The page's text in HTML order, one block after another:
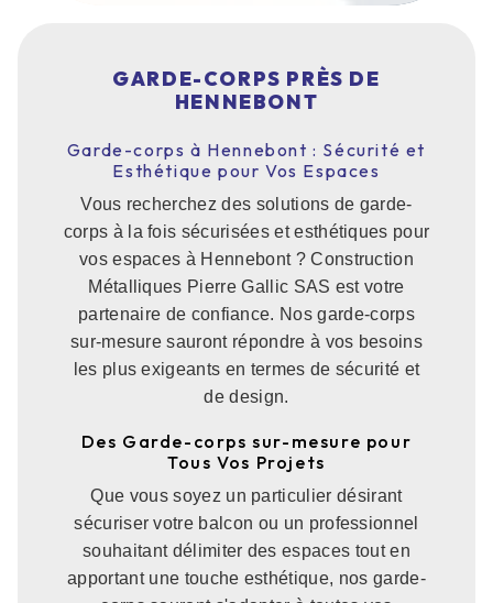
GARDE-CORPS PRÈS DE
HENNEBONT
Garde-corps à Hennebont : Sécurité et
Esthétique pour Vos Espaces
Vous recherchez des solutions de garde-
corps à la fois sécurisées et esthétiques pour
vos espaces à Hennebont ? Construction
Métalliques Pierre Gallic SAS est votre
partenaire de confiance. Nos garde-corps
sur-mesure sauront répondre à vos besoins
les plus exigeants en termes de sécurité et
de design.
Des Garde-corps sur-mesure pour
Tous Vos Projets
Que vous soyez un particulier désirant
sécuriser votre balcon ou un professionnel
souhaitant délimiter des espaces tout en
apportant une touche esthétique, nos garde-